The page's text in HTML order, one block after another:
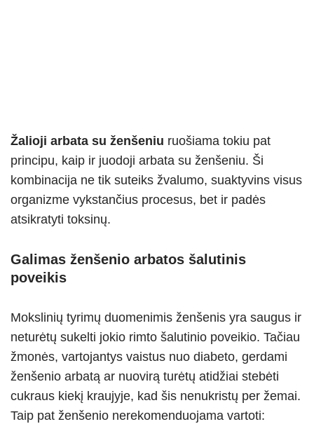
Žalioji arbata su ženšeniu ruošiama tokiu pat
principu, kaip ir juodoji arbata su ženšeniu. Ši
kombinacija ne tik suteiks žvalumo, suaktyvins visus
organizme vykstančius procesus, bet ir padės
atsikratyti toksinų.
Galimas ženšenio arbatos šalutinis
poveikis
Mokslinių tyrimų duomenimis ženšenis yra saugus ir
neturėtų sukelti jokio rimto šalutinio poveikio. Tačiau
žmonės, vartojantys vaistus nuo diabeto, gerdami
ženšenio arbatą ar nuovirą turėtų atidžiai stebėti
cukraus kiekį kraujyje, kad šis nenukristų per žemai.
Taip pat ženšenio nerekomenduojama vartoti: